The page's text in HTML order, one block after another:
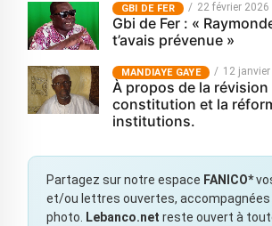
GBI DE FER 22 février 2026
Gbi de Fer : «
t’avais prévenue »
MANDIAYE GAYE 12
À propos de la révision
constitution et la
institutions.
Partagez sur notre espace FANICO*
et/ou lettres ouvertes, accompagnées
photo.
Lebanco.net reste ouvert à